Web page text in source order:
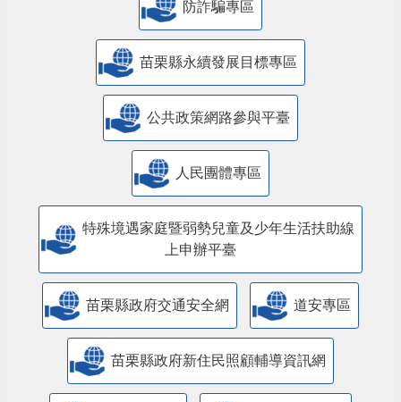
防詐騙專區
苗栗縣永續發展目標專區
公共政策網路參與平臺
人民團體專區
特殊境遇家庭暨弱勢兒童及少年生活扶助線
上申辦平臺
苗栗縣政府交通安全網 道安專區
苗栗縣政府新住民照顧輔導資訊網